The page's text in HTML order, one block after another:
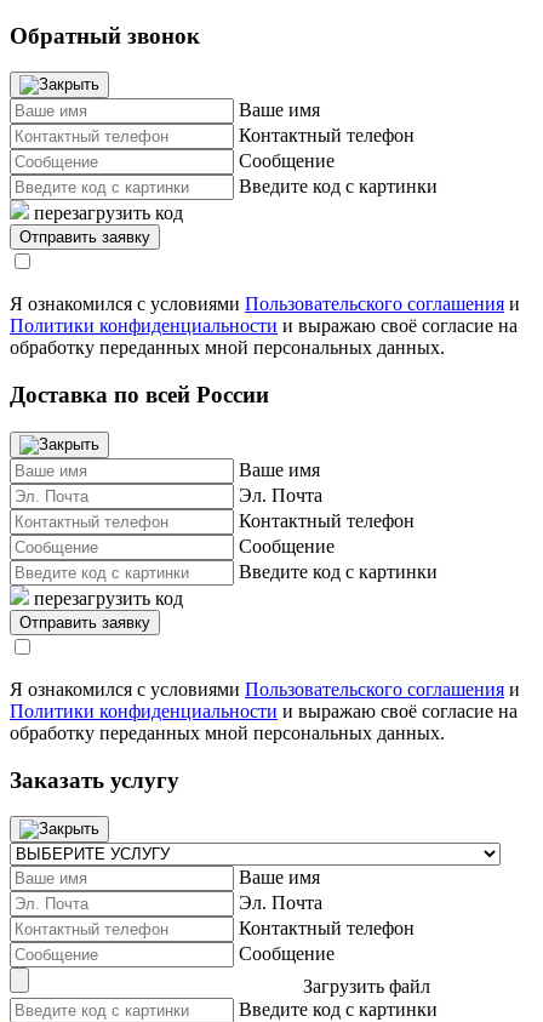
Обратный звонок
Ваше имя
Контактный телефон
Сообщение
Введите код с картинки
перезагрузить код
Я ознакомился с условиями Пользовательского соглашения и
Политики конфиденциальности и выражаю своё согласие на
обработку переданных мной персональных данных.
Доставка по всей России
Ваше имя
Эл. Почта
Контактный телефон
Сообщение
Введите код с картинки
перезагрузить код
Я ознакомился с условиями Пользовательского соглашения и
Политики конфиденциальности и выражаю своё согласие на
обработку переданных мной персональных данных.
Заказать услугу
Ваше имя
Эл. Почта
Контактный телефон
Сообщение
Загрузить файл
Введите код с картинки